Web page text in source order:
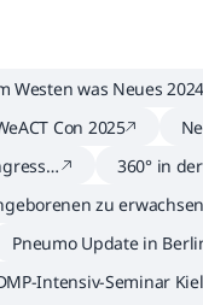
Westen was Neues
Con 2025
d
360° in
zu
Pneumo Update in
Intensiv-Seminar